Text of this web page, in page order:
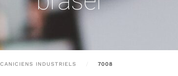
INDUSTRIELS 7008